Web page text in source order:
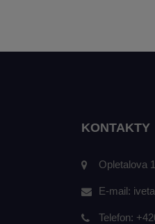
KONTAKTY
Opletalova
E-mail:
Telefon: